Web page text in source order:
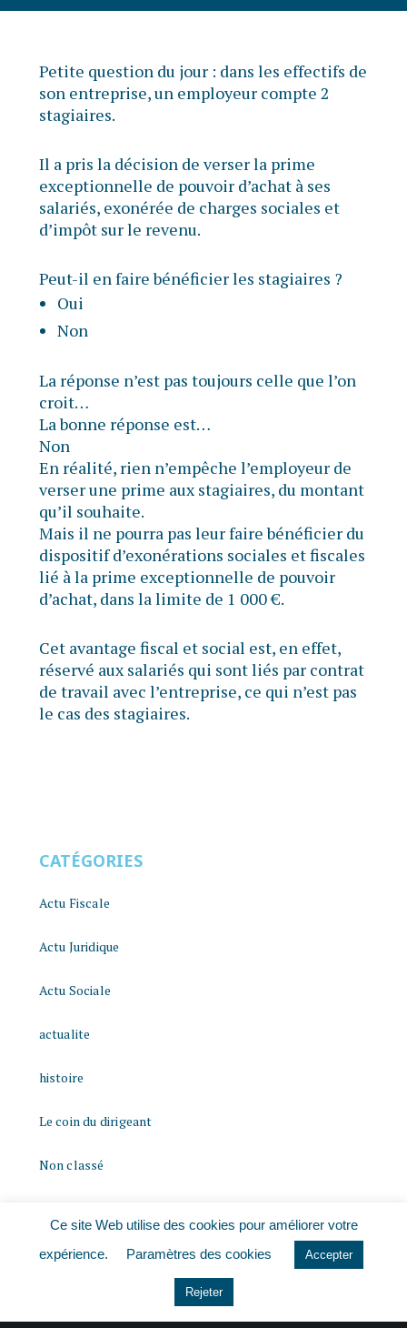
Petite question du jour : dans les effectifs de
son entreprise, un employeur compte 2
stagiaires.
Il a pris la décision de verser la prime
exceptionnelle de pouvoir d’achat à ses
salariés, exonérée de charges sociales et
d’impôt sur le revenu.
Peut-il en faire bénéficier les stagiaires ?
Oui
Non
La réponse n’est pas toujours celle que l’on
croit…
La bonne réponse est…
Non
En réalité, rien n’empêche l’employeur de
verser une prime aux stagiaires, du montant
qu’il souhaite.
Mais il ne pourra pas leur faire bénéficier du
dispositif d’exonérations sociales et fiscales
lié à la prime exceptionnelle de pouvoir
d’achat, dans la limite de 1 000 €.
Cet avantage fiscal et social est, en effet,
réservé aux salariés qui sont liés par contrat
de travail avec l’entreprise, ce qui n’est pas
le cas des stagiaires.
CATÉGORIES
Actu Fiscale
Actu Juridique
Actu Sociale
actualite
histoire
Le coin du dirigeant
Non classé
Ce site Web utilise des cookies pour améliorer votre
expérience.
Paramètres des cookies Accepter
Rejeter